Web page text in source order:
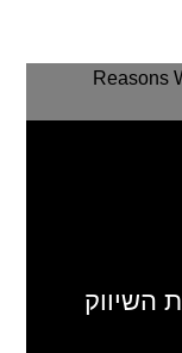
השיווק